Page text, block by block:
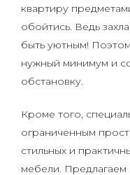
квартиру
обойтись. Ведь
быть уютным!
нужный минимум и
обстановку.
Кроме того,
ограниченным
стильных и
мебели. Предлагаем